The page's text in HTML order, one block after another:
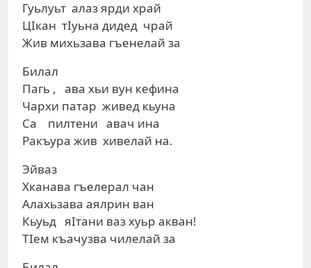
Гуьлуьт алаз ярди храй
ЦIкан тIуьна дидед чрай
Жив михьзава гъенелай за
Билал
Пагь , ава хьи вун кефина
Чархи патар живед кьуна
Са пилтени авач ина
Ракъура жив хивелай на.
Эйваз
Хканава гъелерал чан
Алахьзава аялрин ван
Кьуьд яIтани ваз хуьр акван!
ТIем къачузва чилелай за